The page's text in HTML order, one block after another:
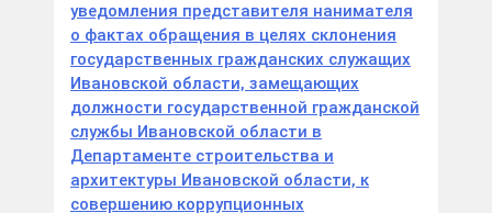
уведомления представителя нанимателя
о фактах обращения в целях склонения
государственных гражданских служащих
Ивановской области, замещающих
должности государственной гражданской
службы Ивановской области в
Департаменте строительства и
архитектуры Ивановской области, к
совершению коррупционных